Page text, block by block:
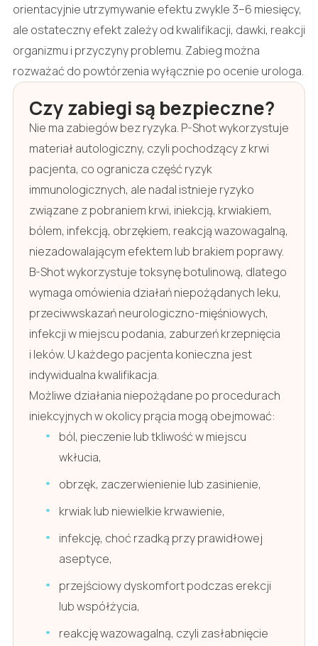
orientacyjnie utrzymywanie efektu zwykle 3–6 miesięcy,
ale ostateczny efekt zależy od kwalifikacji, dawki, reakcji
organizmu i przyczyny problemu. Zabieg można
rozważać do powtórzenia wyłącznie po ocenie urologa.
Czy zabiegi są bezpieczne?
Nie ma zabiegów bez ryzyka. P-Shot wykorzystuje
materiał autologiczny, czyli pochodzący z krwi
pacjenta, co ogranicza część ryzyk
immunologicznych, ale nadal istnieje ryzyko
związane z pobraniem krwi, iniekcją, krwiakiem,
bólem, infekcją, obrzękiem, reakcją wazowagalną,
niezadowalającym efektem lub brakiem poprawy.
B-Shot wykorzystuje toksynę botulinową, dlatego
wymaga omówienia działań niepożądanych leku,
przeciwwskazań neurologiczno-mięśniowych,
infekcji w miejscu podania, zaburzeń krzepnięcia
i leków. U każdego pacjenta konieczna jest
indywidualna kwalifikacja.
Możliwe działania niepożądane po procedurach
iniekcyjnych w okolicy prącia mogą obejmować:
ból, pieczenie lub tkliwość w miejscu
wkłucia,
obrzęk, zaczerwienienie lub zasinienie,
krwiak lub niewielkie krwawienie,
infekcję, choć rzadką przy prawidłowej
aseptyce,
przejściowy dyskomfort podczas erekcji
lub współżycia,
reakcję wazowagalną, czyli zasłabnięcie